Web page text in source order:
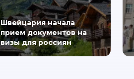
Швейцария начала
прием документов на
визы для россиян